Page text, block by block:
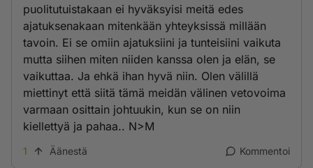
puolitutuistakaan ei hyväksyisi meitä edes
ajatuksenakaan mitenkään yhteyksissä millään
tavoin. Ei se omiin ajatuksiini ja tunteisiini vaikuta
mutta siihen miten niiden kanssa olen ja elän, se
vaikuttaa. Ja ehkä ihan hyvä niin. Olen välillä
miettinyt että siitä tämä meidän välinen vetovoima
varmaan osittain johtuukin, kun se on niin
kiellettyä ja pahaa.. N>M
1 Äänestä Kommentoi